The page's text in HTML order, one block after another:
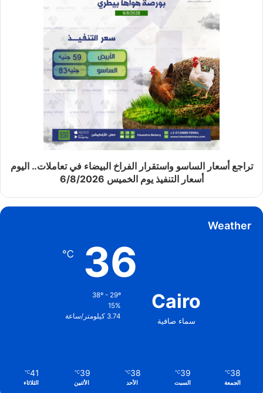
تراجع أسعار الساسو واستقرار الفراخ البيضاء في تعاملات.. اليوم
أسعار التنفيذ يوم الخميس 6/8/2026
Weather
Cairo
سماء صافية
36
℃
15%
3.74 كيلومتر/ساعة
38
℃
الجمعة
39
℃
السبت
38
℃
الأحد
39
℃
الأثنين
41
℃
الثلاثاء